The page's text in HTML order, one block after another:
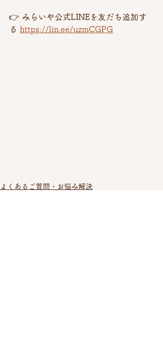
👉 みらいや公式LINEを友だち追加す
る https://lin.ee/uzmCGPG
よくあるご質問・お悩み解決